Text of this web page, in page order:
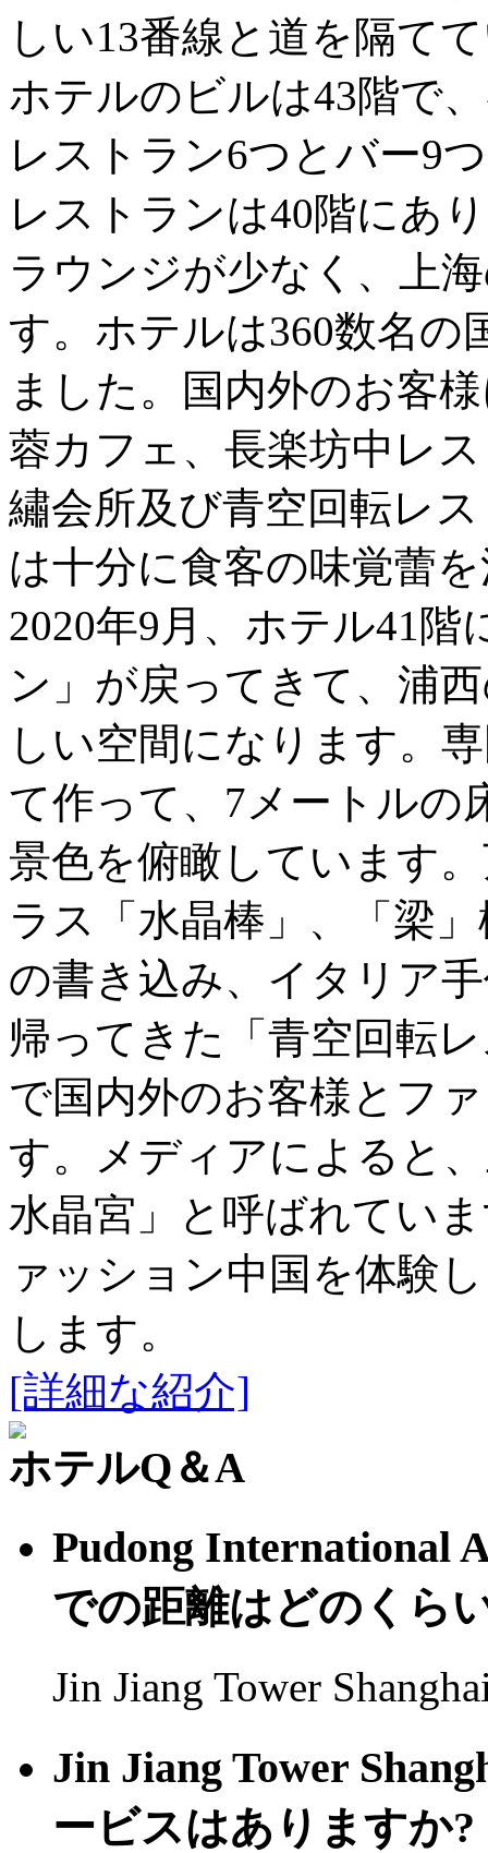
しい13番線と道を隔て
ホテルのビルは43階で
レストラン6つとバー9
レストランは40階にあ
ラウンジが少なく、上
す。ホテルは360数名の
ました。国内外のお客
蓉カフェ、長楽坊中レ
繡会所及び青空回転レ
は十分に食客の味覚蕾
2020年9月、ホテル41
ン」が戻ってきて、浦
しい空間になります。
て作って、7メートルの
景色を俯瞰しています
ラス「水晶棒」、「梁
の書き込み、イタリア
帰ってきた「青空回転
で国内外のお客様とフ
す。メディアによると
水晶宮」と呼ばれてい
ァッション中国を体験
します。
[詳細な紹介]
ホテルQ＆A
Pudong International
での距離はどのくら
Jin Jiang Tower
Jin Jiang Tower
ービスはありますか?